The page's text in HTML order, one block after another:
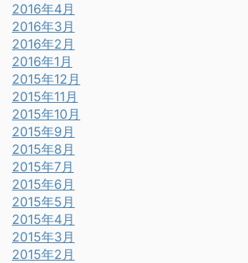
2016年4月
2016年3月
2016年2月
2016年1月
2015年12月
2015年11月
2015年10月
2015年9月
2015年8月
2015年7月
2015年6月
2015年5月
2015年4月
2015年3月
2015年2月